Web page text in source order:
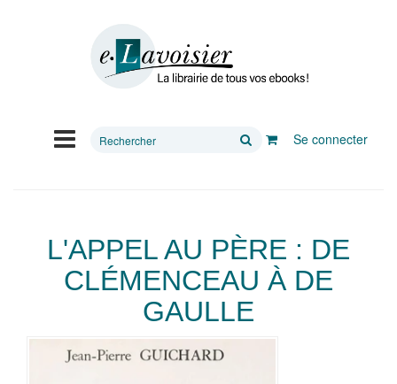
Rechercher
Se connecter
L'APPEL AU PÈRE : DE
CLÉMENCEAU À DE
GAULLE